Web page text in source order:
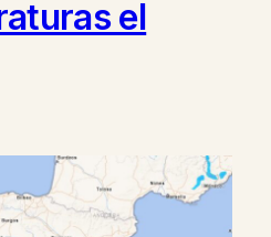
el